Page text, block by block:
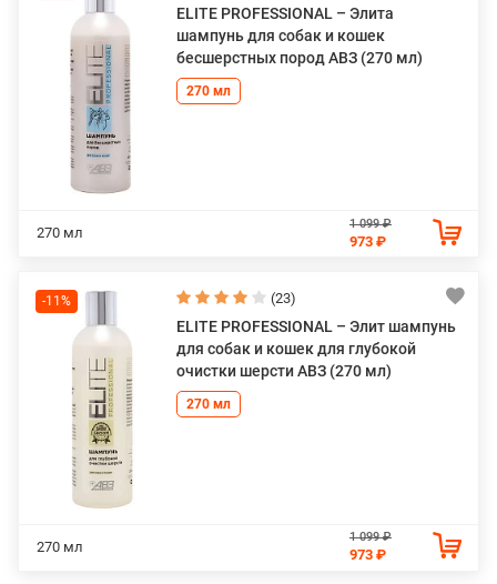
ELITE PROFESSIONAL – Элита
шампунь для собак и кошек
бесшерстных пород АВЗ (270 мл)
270 мл
270 мл
1 099 ₽
973 ₽
-11% (23)
ELITE PROFESSIONAL – Элит шампунь
для собак и кошек для глубокой
очистки шерсти АВЗ (270 мл)
270 мл
270 мл
1 099 ₽
973 ₽